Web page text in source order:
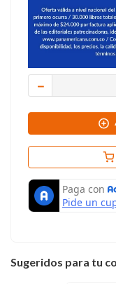
－
Sugeridos para tu